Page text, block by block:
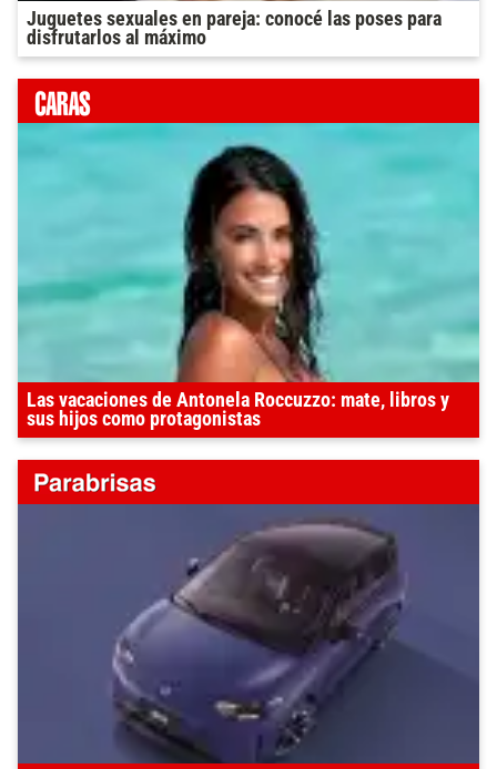
Juguetes sexuales en pareja: conocé las poses para
disfrutarlos al máximo
Las vacaciones de Antonela Roccuzzo: mate, libros y
sus hijos como protagonistas